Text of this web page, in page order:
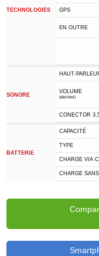
TECHNOLOGIES GPS
EN OUTRE
SONORE
HAUT-
VOLUME
(décibel)
CONECTOR
BATTERIE
CAPACITÉ
TYPE
CHARGE VIA
CHARGE